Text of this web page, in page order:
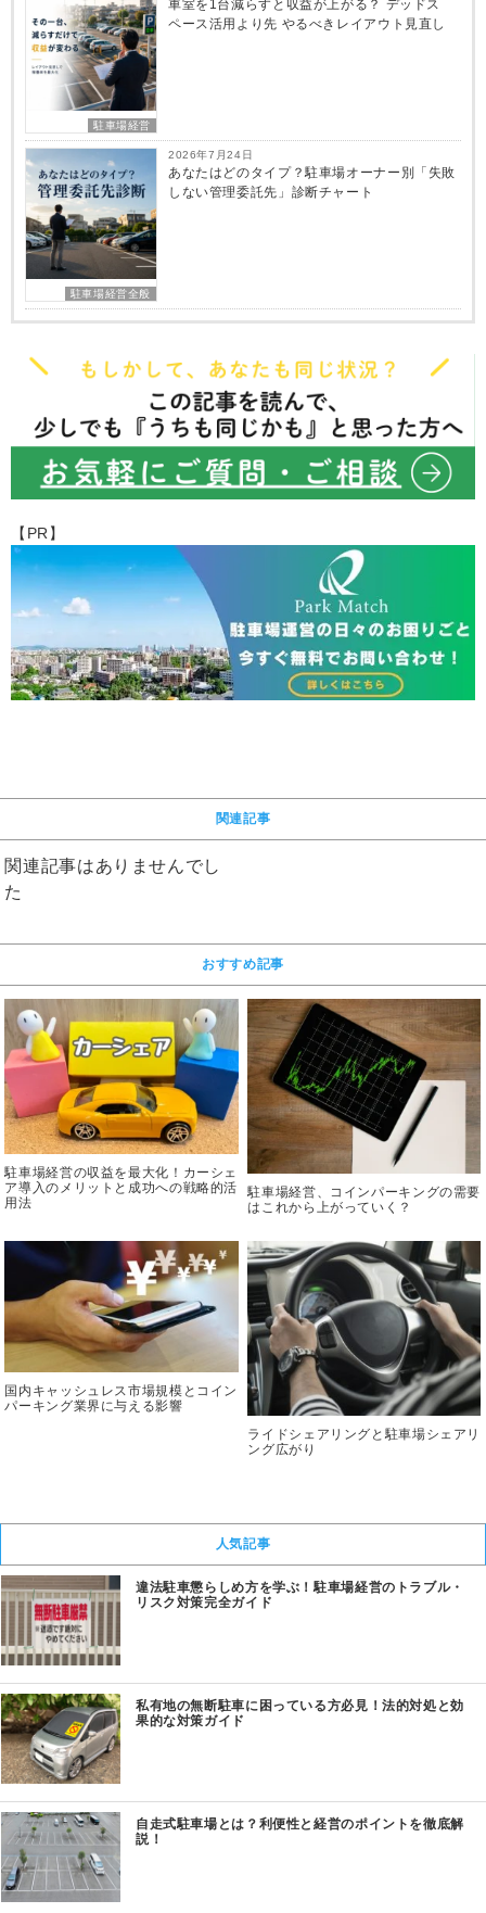
駐車場経営
車室を1台減らすと収益が上がる？ デッドス
ペース活用より先 やるべきレイアウト見直し
駐車場経営全般
2026年7月24日
あなたはどのタイプ？駐車場オーナー別「失敗
しない管理委託先」診断チャート
【PR】
関連記事
関連記事はありませんでし
た
おすすめ記事
駐車場経営の収益を最大化！カーシェ
ア導入のメリットと成功への戦略的活
用法
駐車場経営、コインパーキングの需要
はこれから上がっていく？
国内キャッシュレス市場規模とコイン
パーキング業界に与える影響
ライドシェアリングと駐車場シェアリ
ング広がり
人気記事
違法駐車懲らしめ方を学ぶ！駐車場経営のトラブル・
リスク対策完全ガイド
私有地の無断駐車に困っている方必見！法的対処と効
果的な対策ガイド
自走式駐車場とは？利便性と経営のポイントを徹底解
説！